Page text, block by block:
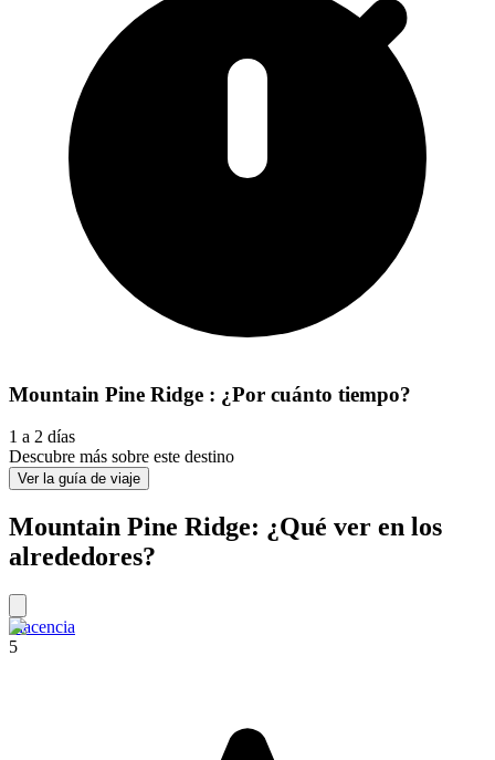
Mountain Pine Ridge : ¿Por cuánto tiempo?
1 a 2 días
Descubre más sobre este destino
Ver la guía de viaje
Mountain Pine Ridge: ¿Qué ver en los
alrededores?
Placencia
5